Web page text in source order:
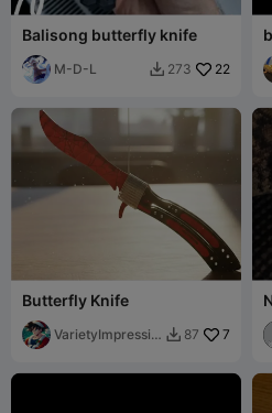
Balisong butterfly knife
M-D-L  273 22
Butterfly Knife
VarietyImpressio
 87 7